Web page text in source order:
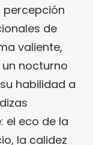
percepción
de
valiente,
nocturno
habilidad a
el eco de la
la calidez